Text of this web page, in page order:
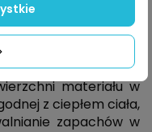
stworzona ze
się
do regulacji
uwalnianie wilgoci.
materiału w
z ciepłem ciała,
zapachów w